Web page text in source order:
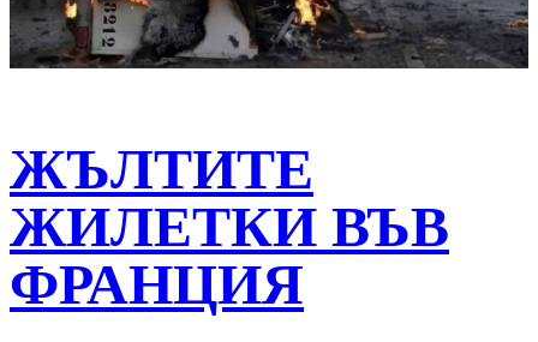
ЖЪЛТИТЕ
ЖИЛЕТКИ ВЪВ
ФРАНЦИЯ